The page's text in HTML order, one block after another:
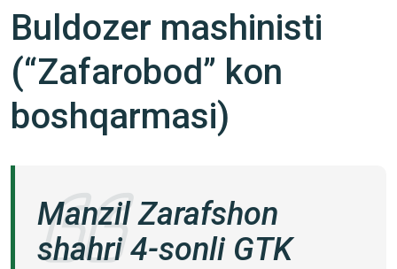
Buldozer mashinisti
(“Zafarobod” kon
boshqarmasi)
Manzil Zarafshon
shahri 4-sonli GTK